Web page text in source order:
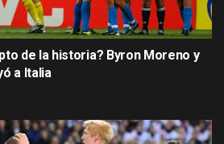
de la historia? Byron Moreno y
a Italia